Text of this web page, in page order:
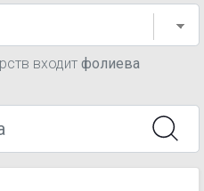
входит фолиева